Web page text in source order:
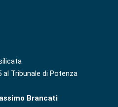
al Tribunale di Potenza
Brancati